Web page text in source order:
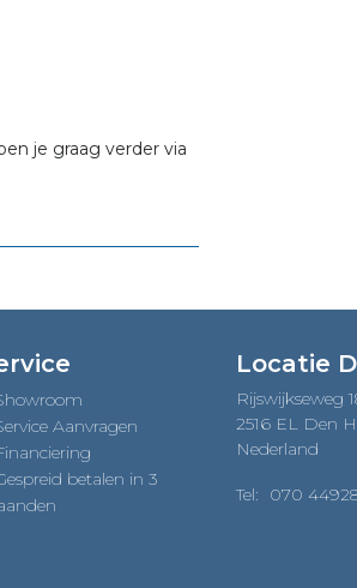
je graag verder via
Aanvragen
betalen in 3
Locatie
Rijswijkseweg
2516 EL Den
Nederland
Tel: 070